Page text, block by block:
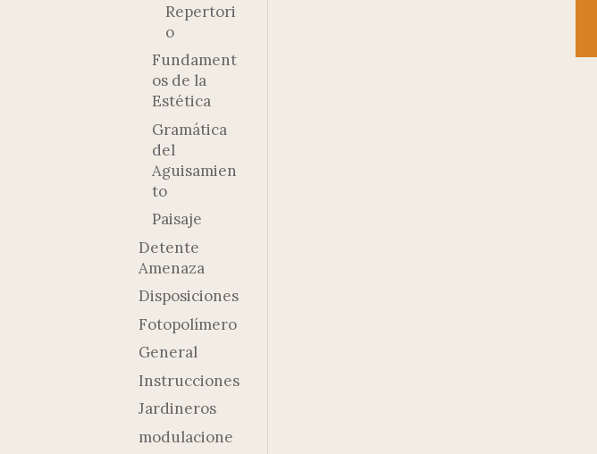
Repertori
o
Fundament
os de la
Estética
Gramática
del
Aguisamien
to
Paisaje
Detente
Amenaza
Disposiciones
Fotopolímero
General
Instrucciones
Jardineros
modulacione